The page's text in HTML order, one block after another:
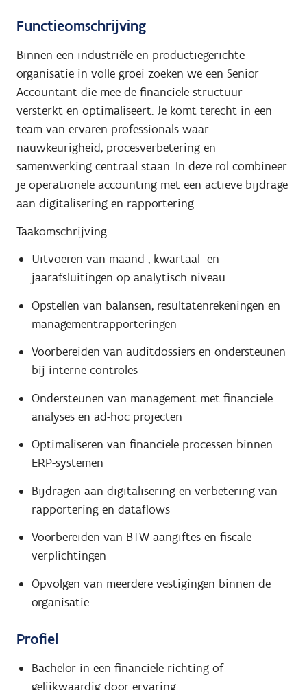
Functieomschrijving
Binnen een industriële en productiegerichte
organisatie in volle groei zoeken we een Senior
Accountant die mee de financiële structuur
versterkt en optimaliseert. Je komt terecht in een
team van ervaren professionals waar
nauwkeurigheid, procesverbetering en
samenwerking centraal staan. In deze rol combineer
je operationele accounting met een actieve bijdrage
aan digitalisering en rapportering.
Taakomschrijving
Uitvoeren van maand-, kwartaal- en
jaarafsluitingen op analytisch niveau
Opstellen van balansen, resultatenrekeningen en
managementrapporteringen
Voorbereiden van auditdossiers en ondersteunen
bij interne controles
Ondersteunen van management met financiële
analyses en ad-hoc projecten
Optimaliseren van financiële processen binnen
ERP-systemen
Bijdragen aan digitalisering en verbetering van
rapportering en dataflows
Voorbereiden van BTW-aangiftes en fiscale
verplichtingen
Opvolgen van meerdere vestigingen binnen de
organisatie
Profiel
Bachelor in een financiële richting of
gelijkwaardig door ervaring